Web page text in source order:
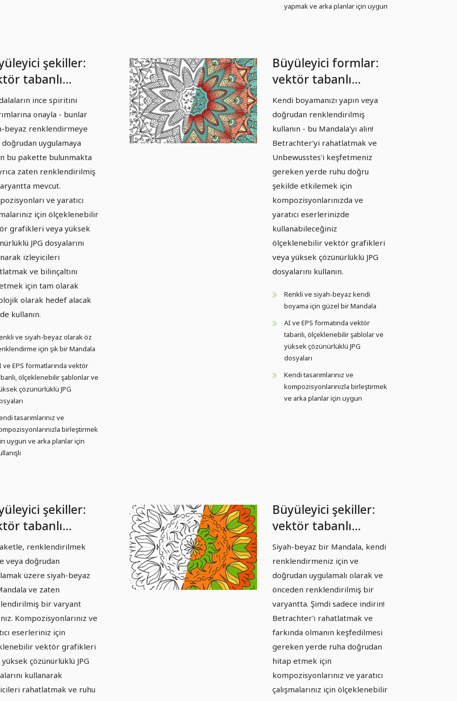
yapmak ve arka planlar için uygun
şekiller:
tabanlı
şablonları -
03
ince spiritini
onayla - bunlar
beyaz renklendirmeye
doğrudan uygulamaya
bu pakette bulunmakta
zaten renklendirilmiş
mevcut.
ve yaratıcı
için ölçeklenebilir
grafikleri veya yüksek
JPG dosyalarını
izleyicileri
ve bilinçaltını
için tam olarak
olarak hedef alacak
kullanın.
ve siyah-beyaz olarak öz
için şık bir Mandala
ve EPS formatlarında vektör
ölçeklenebilir şablonlar ve
çözünürlüklü JPG
tasarımlarınız ve
birleştirmek
uygun ve arka planlar için
Büyüleyici formlar:
vektör tabanlı
Mandala şablonları -
Sürüm 04
Kendi boyamanızı yapın veya
doğrudan renklendirilmiş
kullanın - bu Mandala'yı alın!
Betrachter'yi rahatlatmak ve
Unbewusstes'i keşfetmeniz
gereken yerde ruhu doğru
şekilde etkilemek için
kompozisyonlarınızda ve
yaratıcı eserlerinizde
kullanabileceğiniz
ölçeklenebilir vektör grafikleri
veya yüksek çözünürlüklü JPG
dosyalarını kullanın.
Renkli ve siyah-beyaz kendi
boyama için güzel bir Mandala
AI ve EPS formatında vektör
tabanlı, ölçeklenebilir şablolar ve
yüksek çözünürlüklü JPG
dosyaları
Kendi tasarımlarınız ve
kompozisyonlarınızla birleştirmek
ve arka planlar için uygun
şekiller:
tabanlı
şablonları -
05
renklendirilmek
veya doğrudan
üzere siyah-beyaz
ve zaten
bir varyant
Kompozisyonlarınız ve
eserleriniz için
vektör grafikleri
çözünürlüklü JPG
kullanarak
rahatlatmak ve ruhu
Büyüleyici şekiller:
vektör tabanlı
Mandala şablonları -
Sürüm 06
Siyah-beyaz bir Mandala, kendi
renklendirmeniz için ve
doğrudan uygulamalı olarak ve
önceden renklendirilmiş bir
varyantta. Şimdi sadece indirin!
Betrachter'ı rahatlatmak ve
farkında olmanın keşfedilmesi
gereken yerde ruha doğrudan
hitap etmek için
kompozisyonlarınız ve yaratıcı
çalışmalarınız için ölçeklenebilir